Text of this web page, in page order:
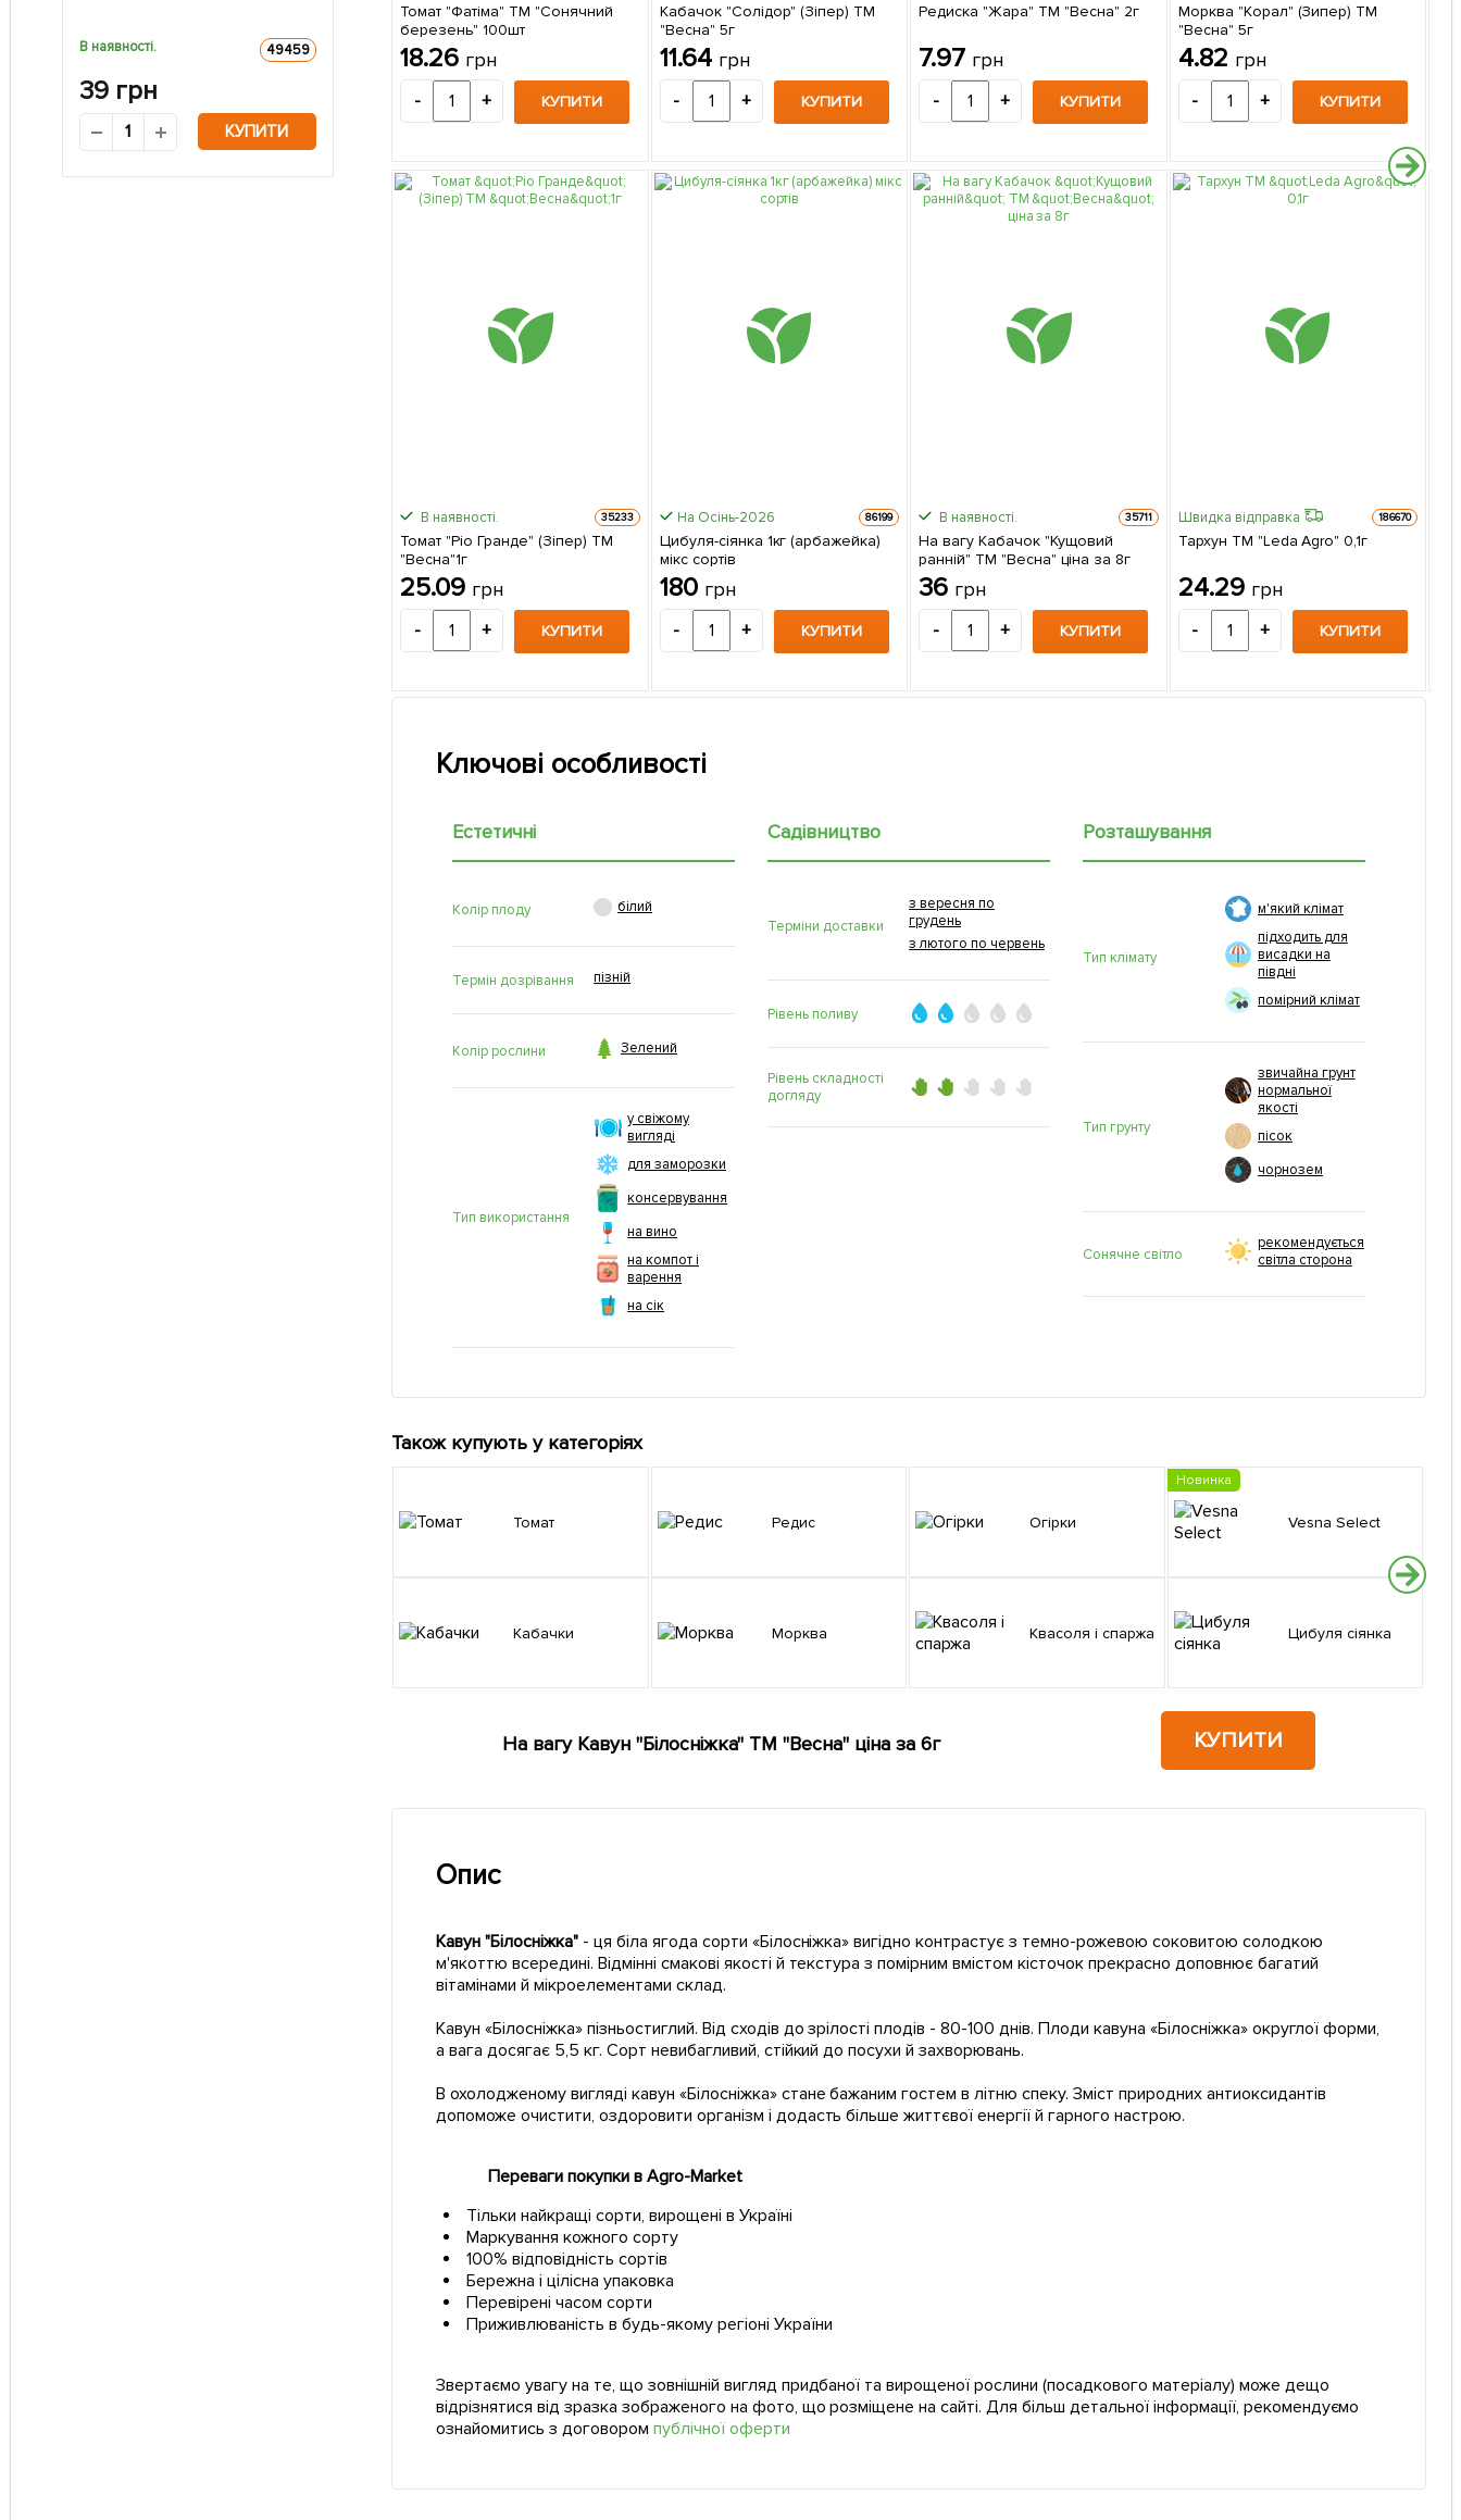
В наявності. 49459
39грн
КУПИТИ
Томат "Фатіма" ТМ "Сонячний
березень" 100шт
18.26 грн
- + КУПИТИ
Кабачок "Солідор" (Зіпер) ТМ
"Весна" 5г
11.64 грн
- + КУПИТИ
Редиска "Жара" ТМ "Весна" 2г
7.97 грн
- + КУПИТИ
Морква "Корал" (Зипер) ТМ
"Весна" 5г
4.82 грн
- + КУПИТИ
В наявності. 35233
Томат "Ріо Гранде" (Зіпер) ТМ
"Весна"1г
25.09 грн
- + КУПИТИ
На Осінь-2026 86199
Цибуля-сіянка 1кг (арбажейка)
мікс сортів
180 грн
- + КУПИТИ
В наявності. 35711
На вагу Кабачок "Кущовий
ранній" ТМ "Весна" ціна за 8г
36 грн
- + КУПИТИ
Швидка відправка 186670
Тархун ТМ "Leda Agro" 0,1г
24.29 грн
- + КУПИТИ
Ключові особливості
Естетичні
Колір плоду  білий
Термін дозрівання пізній
Колір рослини  Зелений
Тип використання
у свіжому
вигляді
для заморозки
консервування
на вино
на компот і
варення
на сік
Садівництво
Терміни доставки
з вересня по
грудень
з лютого по червень
Рівень поливу
Рівень складності
догляду
Розташування
Тип клімату
м'який клімат
підходить для
висадки на
півдні
помірний клімат
Тип грунту
звичайна грунт
нормальної
якості
пісок
чорнозем
Сонячне світло
рекомендується
світла сторона
Також купують у категоріях
Томат
Кабачки
Редис
Морква
Огірки
Квасоля і спаржа
Новинка
Vesna Select
Цибуля сіянка
На вагу Кавун "Білосніжка" ТМ "Весна" ціна за 6г КУПИТИ
Опис
Кавун "Білосніжка"- ця біла ягода сорти «Білосніжка» вигідно контрастує з темно-рожевою соковитою солодкою
м'якоттю всередині. Відмінні смакові якості й текстура з помірним вмістом кісточок прекрасно доповнює багатий
вітамінами й мікроелементами склад.
Кавун «Білосніжка» пізньостиглий. Від сходів до зрілості плодів - 80-100 днів. Плоди кавуна «Білосніжка» округлої форми,
а вага досягає 5,5 кг. Сорт невибагливий, стійкий до посухи й захворювань.
В охолодженому вигляді кавун «Білосніжка» стане бажаним гостем в літню спеку. Зміст природних антиоксидантів
допоможе очистити, оздоровити організм і додасть більше життєвої енергії й гарного настрою.
Переваги покупки в Agro-Market
Тільки найкращі сорти, вирощені в Україні
Маркування кожного сорту
100% відповідність сортів
Бережна і цілісна упаковка
Перевірені часом сорти
Приживлюваність в будь-якому регіоні України
Звертаємо увагу на те, що зовнішній вигляд придбаної та вирощеної рослини (посадкового матеріалу) може дещо
відрізнятися від зразка зображеного на фото, що розміщене на сайті. Для більш детальної інформації, рекомендуємо
ознайомитись з договором публічної оферти